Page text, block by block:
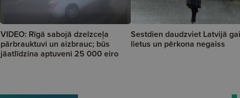
VIDEO: Rīgā sabojā dzelzceļa
pārbrauktuvi un aizbrauc; būs
jāatlīdzina aptuveni 25 000 eiro
Sestdien daudzviet Latvijā
lietus un pērkona negaiss